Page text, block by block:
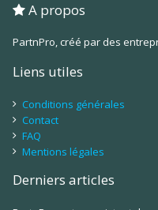
A propos
PartnPro, créé par des
Liens utiles
Conditions générales
Contact
FAQ
Mentions légales
Derniers articles